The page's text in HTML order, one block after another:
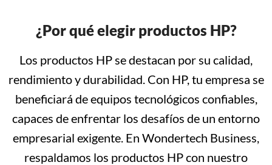
¿Por qué elegir productos HP?
Los productos HP se destacan por su calidad,
rendimiento y durabilidad. Con HP, tu empresa se
beneficiará de equipos tecnológicos confiables,
capaces de enfrentar los desafíos de un entorno
empresarial exigente. En Wondertech Business,
respaldamos los productos HP con nuestro